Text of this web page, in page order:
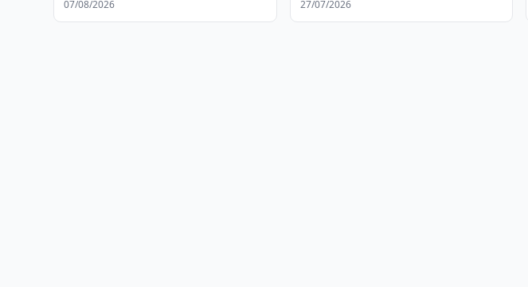
07/08/2026 27/07/2026